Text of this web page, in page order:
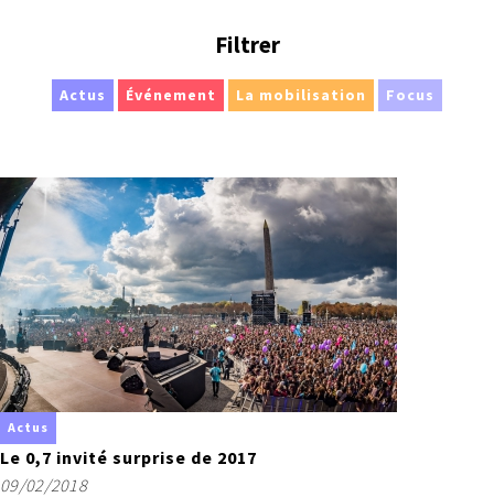
EN
La mission
RENDEZ-VOUS
SOLIDAIRES
BESOIN
DE VOUS
Je signe
Je relaie
Je deviens bénévole
SOLIDAIRES
DU MONDE
Filtrer
Actus Événement La mobilisation Focus
Actus
Le 0,7 invité surprise de 2017
09/02/2018